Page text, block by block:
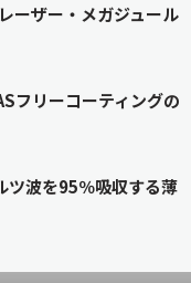
ーザー・メガジュール
フリーコーティングの
ツ波を95％吸収する薄